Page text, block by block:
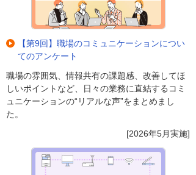
【第9回】職場のコミュニケーションについ
てのアンケート
職場の雰囲気、情報共有の課題感、改善してほ
しいポイントなど、日々の業務に直結するコミ
ュニケーションの“リアルな声”をまとめまし
た。
[2026年5月実施]